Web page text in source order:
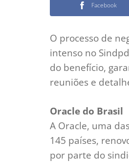
Facebook
O processo de
intenso no
do benefício,
reuniões e
Oracle do Brasil
A Oracle, uma
145 países,
por parte do